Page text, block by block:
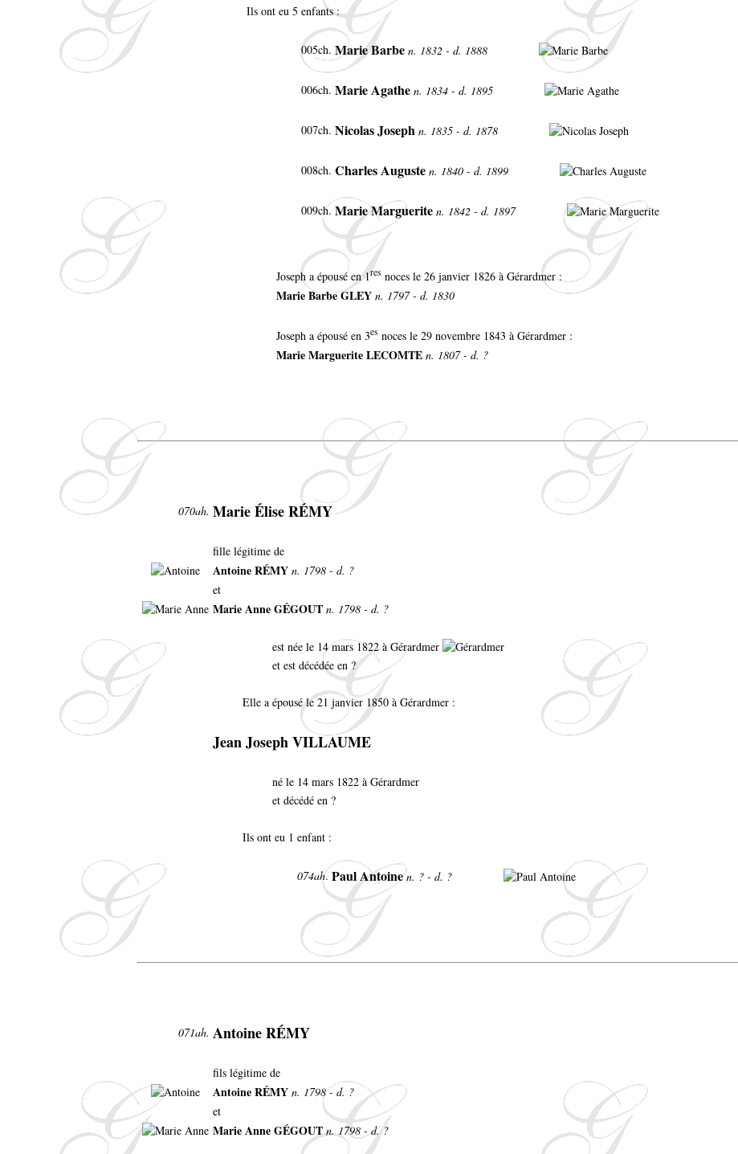
Ils ont eu 5 enfants :
005ch. Marie Barbe n. 1832 - d. 1888
006ch. Marie Agathe n. 1834 - d. 1895
007ch. Nicolas Joseph n. 1835 - d. 1878
008ch. Charles Auguste n. 1840 - d. 1899
009ch. Marie Marguerite n. 1842 - d. 1897
Joseph a épousé en 1res noces le 26 janvier 1826 à Gérardmer :
Marie Barbe GLEY n. 1797 - d. 1830
Joseph a épousé en 3es noces le 29 novembre 1843 à Gérardmer :
Marie Marguerite LECOMTE n. 1807 - d. ?
070ah. Marie Élise RÉMY
fille légitime de
Antoine RÉMY n. 1798 - d. ?
et
Marie Anne GÉGOUT n. 1798 - d. ?
est née le 14 mars 1822 à Gérardmer
et est décédée en ?
Elle a épousé le 21 janvier 1850 à Gérardmer :
Jean Joseph VILLAUME
né le 14 mars 1822 à Gérardmer
et décédé en ?
Ils ont eu 1 enfant :
074ah. Paul Antoinen. ? - d. ?
071ah. Antoine RÉMY
fils légitime de
Antoine RÉMY n. 1798 - d. ?
et
Marie Anne GÉGOUTn. 1798 - d. ?